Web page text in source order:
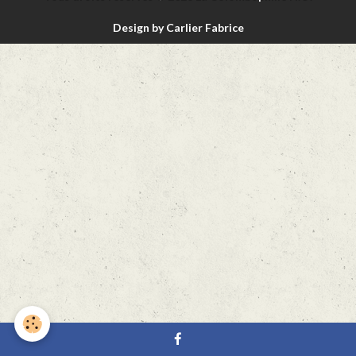
Design by Carlier Fabrice